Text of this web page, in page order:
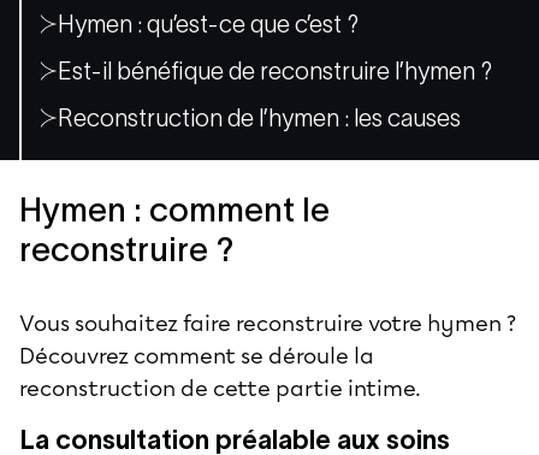
Hymen : qu’est-ce que c’est ?
Est-il bénéfique de reconstruire l’hymen ?
Reconstruction de l’hymen : les causes
Hymen : comment le
reconstruire ?
Vous souhaitez faire reconstruire votre hymen ?
Découvrez comment se déroule la
reconstruction de cette partie intime.
La consultation préalable aux soins